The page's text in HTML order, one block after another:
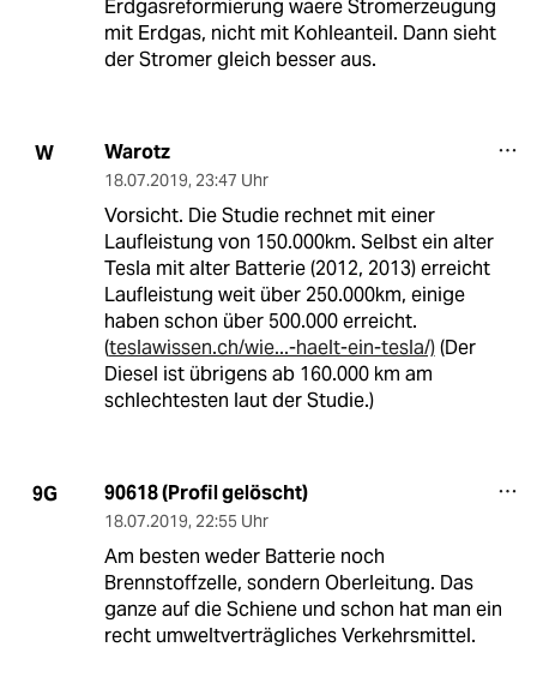
Erdgasreformierung waere Stromerzeugung
mit Erdgas, nicht mit Kohleanteil. Dann sieht
der Stromer gleich besser aus.
W Warotz
18.07.2019, 23:47 Uhr
Vorsicht. Die Studie rechnet mit einer
Laufleistung von 150.000km. Selbst ein alter
Tesla mit alter Batterie (2012, 2013) erreicht
Laufleistung weit über 250.000km, einige
haben schon über 500.000 erreicht.
(teslawissen.ch/wie...-haelt-ein-tesla/)(Der
Diesel ist übrigens ab 160.000 km am
schlechtesten laut der Studie.)
9G 90618 (Profil gelöscht)
18.07.2019, 22:55 Uhr
Am besten weder Batterie noch
Brennstoffzelle, sondern Oberleitung. Das
ganze auf die Schiene und schon hat man ein
recht umweltverträgliches Verkehrsmittel.